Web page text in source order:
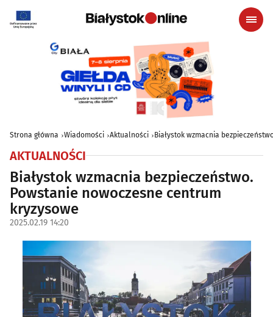
Strona główna Wiadomości Aktualności Białystok wzmacnia
AKTUALNOŚCI
Białystok wzmacnia bezpieczeństwo.
Powstanie nowoczesne centrum
kryzysowe
2025.02.19 14:20